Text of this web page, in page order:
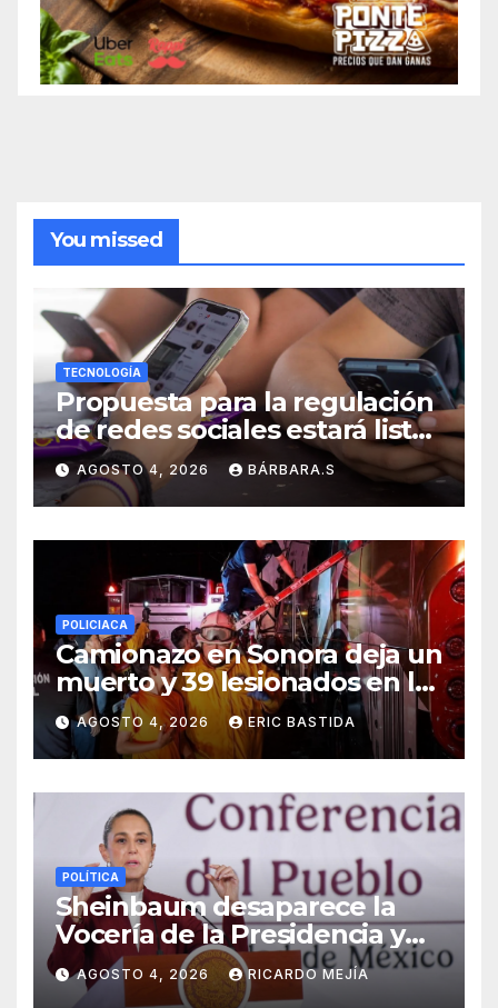
You missed
TECNOLOGÍA
Propuesta para la regulación
de redes sociales estará lista
a finales de agosto:
Sheinbaum
AGOSTO 4, 2026 BÁRBARA.S
POLICIACA
Camionazo en Sonora deja un
muerto y 39 lesionados en la
carretera Obregón-Empalme
AGOSTO 4, 2026 ERIC BASTIDA
POLÍTICA
Sheinbaum desaparece la
Vocería de la Presidencia y
crea nueva Unidad de
Ayudantía
AGOSTO 4, 2026 RICARDO MEJÍA